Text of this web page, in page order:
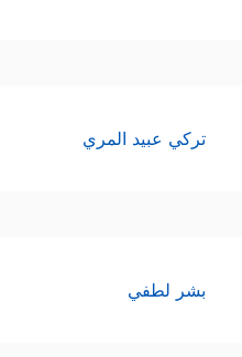
تركي عبيد المري
بشر لطفي